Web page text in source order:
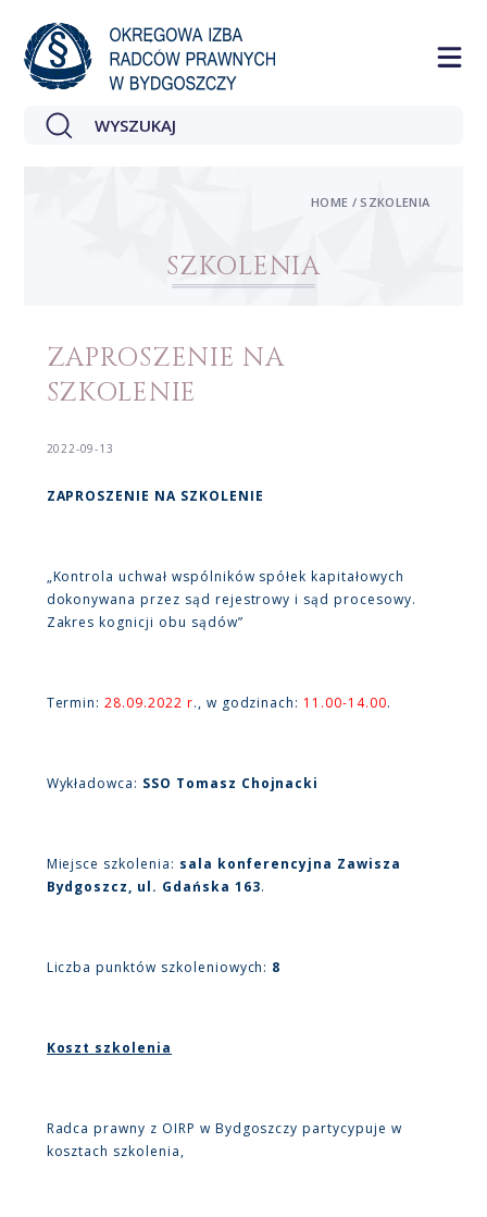
SZKOLENIA
HOME / SZKOLENIA
ZAPROSZENIE NA
SZKOLENIE
2022-09-13
ZAPROSZENIE NA SZKOLENIE
„Kontrola uchwał wspólników spółek kapitałowych
dokonywana przez sąd rejestrowy i sąd procesowy.
Zakres kognicji obu sądów”
Termin:28.09.2022 r., w godzinach: 11.00-14.00.
Wykładowca: SSO Tomasz Chojnacki
Miejsce szkolenia: sala konferencyjna Zawisza
Bydgoszcz, ul. Gdańska 163.
Liczba punktów szkoleniowych: 8
Koszt szkolenia
Radca prawny z OIRP w Bydgoszczy partycypuje w
kosztach szkolenia,